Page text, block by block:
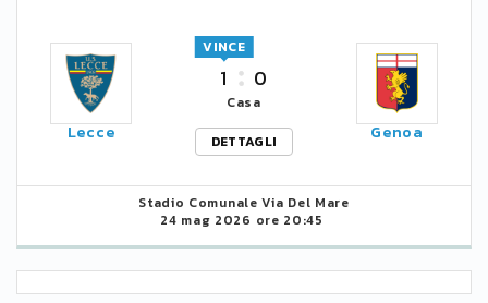
Lecce
1
VINCE
0
Casa
DETTAGLI
Genoa
Stadio Comunale Via Del Mare
24 mag 2026 ore 20:45